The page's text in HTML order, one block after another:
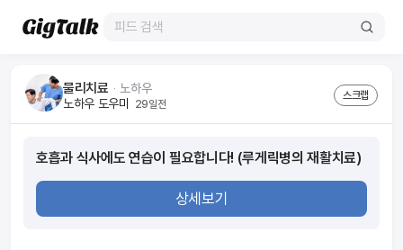
물리치료 ᆞ 노하우
노하우 도우미
29일전
스크랩
호흡과 식사에도 연습이 필요합니다! (루게릭병의 재활치료)
상세보기